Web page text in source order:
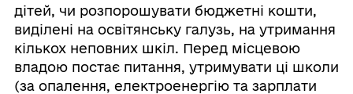
дітей, чи розпорошувати бюджетні кошти,
виділені на освітянську галузь, на утримання
кількох неповних шкіл. Перед місцевою
владою постає питання, утримувати ці школи
(за опалення, електроенергію та зарплати